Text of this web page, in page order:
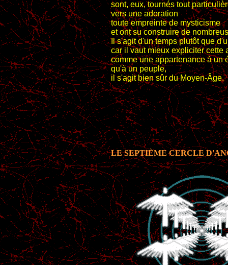
sont, eux, tournés tout
vers une adoration
toute empreinte de mysticisme
et ont su construire de
Il s'agit d'un temps plutôt que
car il vaut mieux expliciter cette
comme une appartenance à un
qu'à un peuple,
il s'agit bien sûr du Moyen-Âge.
LE SEPTIÈME CERCLE